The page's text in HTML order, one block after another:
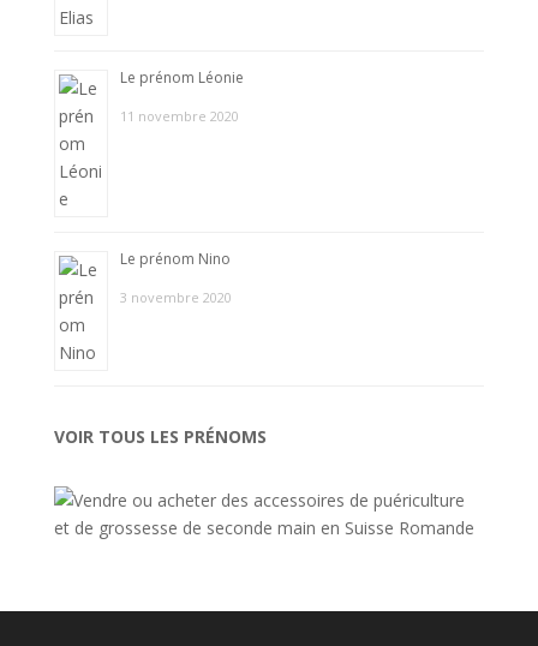
Le prénom Léonie
11 novembre 2020
Le prénom Nino
3 novembre 2020
VOIR TOUS LES PRÉNOMS